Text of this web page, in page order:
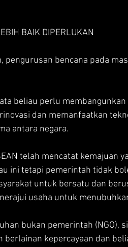
BAIK DIPERLUKAN
pengurusan bencana pada
beliau perlu
dan memanfaatkan
antara negara.
telah mencatat kemajuan
ini tetapi pemerintah tidak
untuk bersatu dan
usaha untuk
bukan pemerintah (NGO),
kepercayaan dan